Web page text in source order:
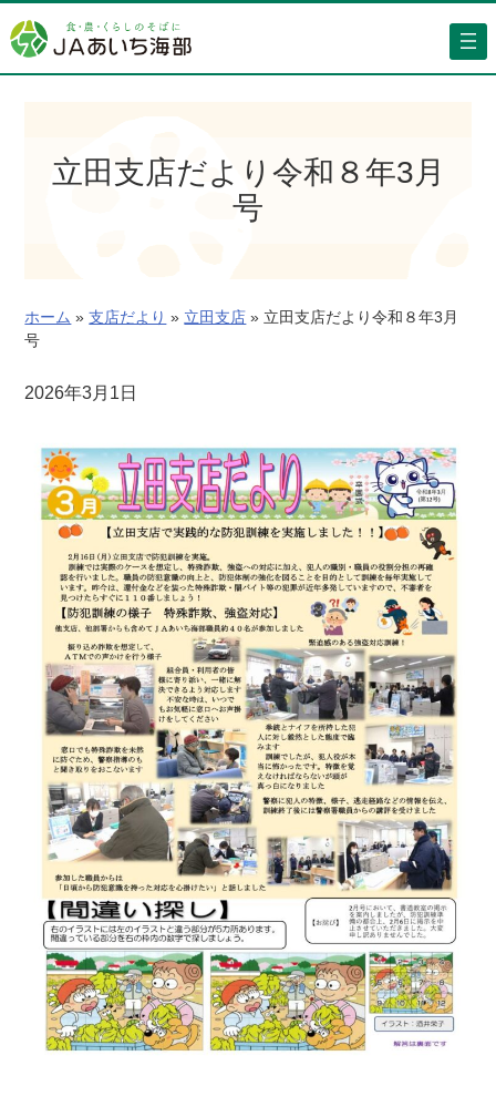
容
を
立田支店だより令和８年3月
号
ホーム » 支店だより » 立田支店 » 立田支店だより令和８年3月
号
2026年3月1日